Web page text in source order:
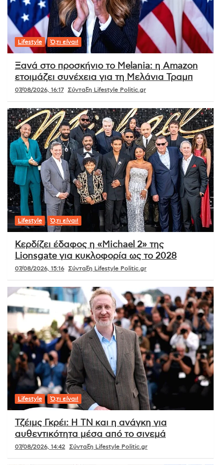
Lifestyle Ό,τι είναι!
Ξανά στο προσκήνιο το Melania: η Amazon
ετοιμάζει συνέχεια για τη Μελάνια Τραμπ
07/08/2026, 16:17 Σύνταξη Lifestyle Politic.gr
Lifestyle Ό,τι είναι!
Κερδίζει έδαφος η «Michael 2» της
Lionsgate για κυκλοφορία ως το 2028
07/08/2026, 15:16 Σύνταξη Lifestyle Politic.gr
Lifestyle Ό,τι είναι!
Τζέιμς Γκρέι: Η ΤΝ και η ανάγκη για
αυθεντικότητα μέσα από το σινεμά
07/08/2026, 14:42 Σύνταξη Lifestyle Politic.gr